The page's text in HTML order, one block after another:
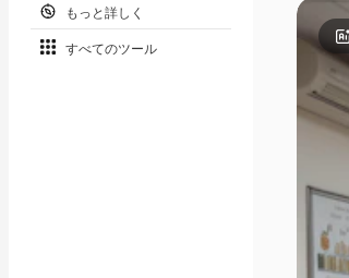
もっと詳しく
すべてのツール